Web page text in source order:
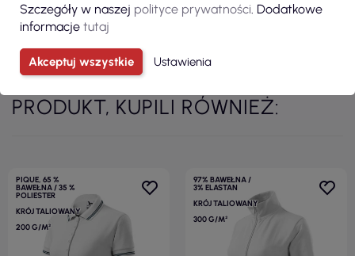
Zobacz wszystkie produkty z kategorii
KLIENCI, KTÓRZY ZAKUPILI TEN
PRODUKT, KUPILI RÓWNIEŻ:
PIQUE, 65 %
BAWEŁNA / 35 %
POLIESTER
KRÓJ TALIOWANY
200 G/M²
97% BAWEŁNA /
3% ELASTAN
KRÓJ TALIOWANY
300 G/M²
Szczegóły w naszej polityce prywatności . Dodatkowe
informacje tutaj
Akceptuj wszystkie Ustawienia